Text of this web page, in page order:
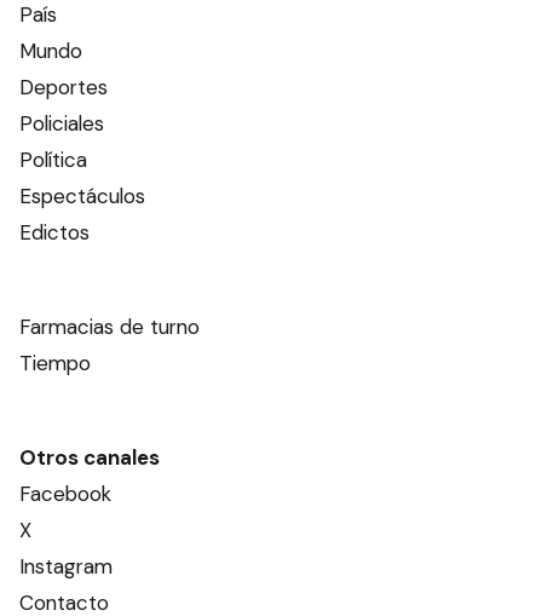
País
Mundo
Deportes
Policiales
Política
Espectáculos
Edictos
Farmacias de turno
Tiempo
Otros canales
Facebook
X
Instagram
Contacto